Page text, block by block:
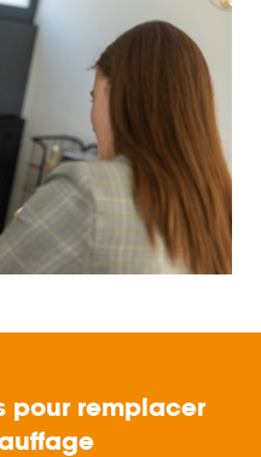
pour remplacer